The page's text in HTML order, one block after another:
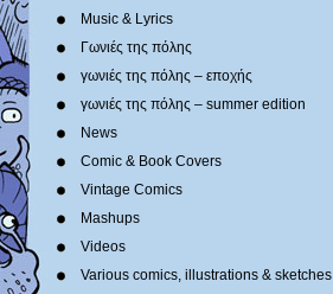
Music & Lyrics
Γωνιές της πόλης
γωνιές της πόλης – εποχής
γωνιές της πόλης – summer edition
News
Comic & Book Covers
Vintage Comics
Mashups
Videos
Various comics, illustrations & sketches